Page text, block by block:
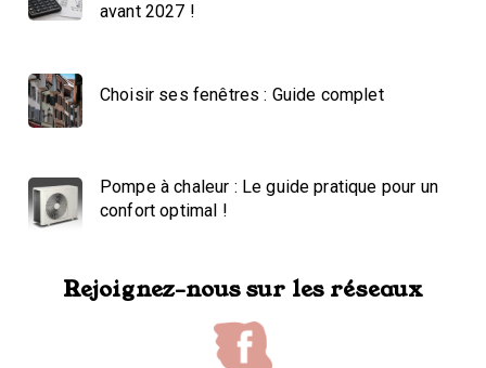
avant 2027 !
Choisir ses fenêtres : Guide complet
Pompe à chaleur : Le guide pratique pour un
confort optimal !
Rejoignez-nous sur les réseaux